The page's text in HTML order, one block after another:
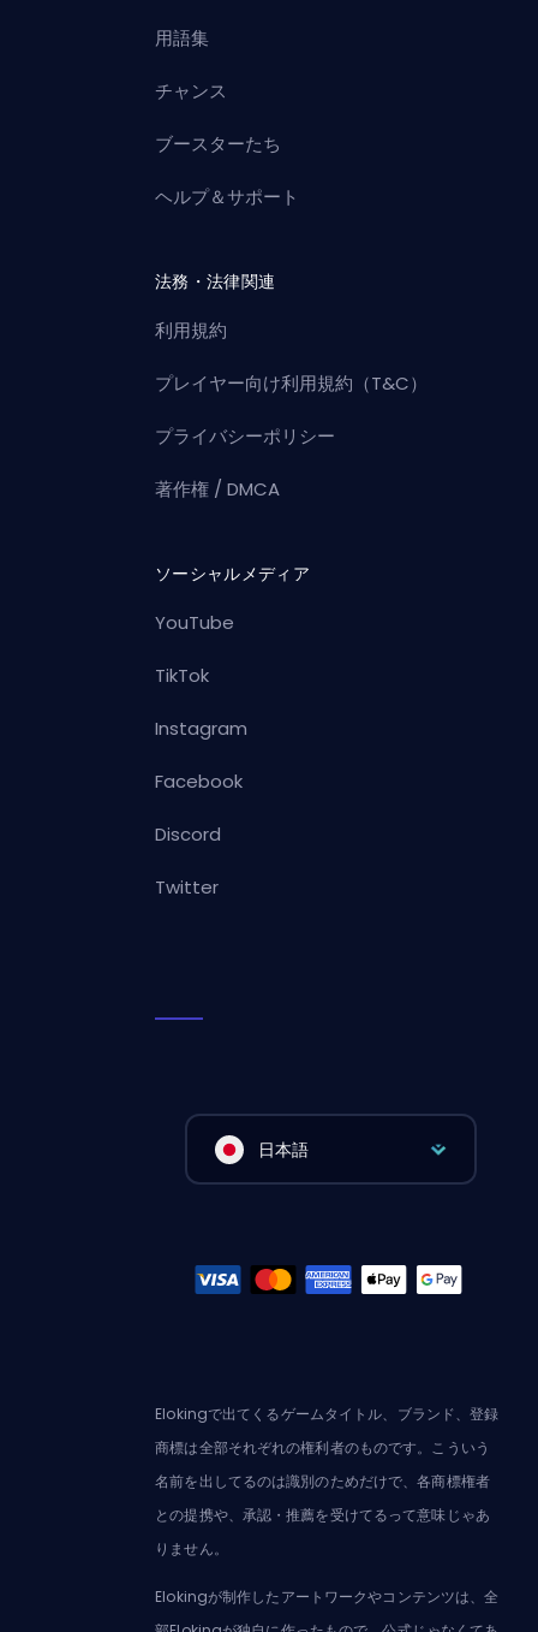
用語集
チャンス
ブースターたち
ヘルプ＆サポート
法務・法律関連
利用規約
プレイヤー向け利用規約（T&C）
プライバシーポリシー
著作権 / DMCA
ソーシャルメディア
YouTube
TikTok
Instagram
Facebook
Discord
Twitter
日本語
Elokingで出てくるゲームタイトル、ブランド、登録
商標は全部それぞれの権利者のものです。こういう
名前を出してるのは識別のためだけで、各商標権者
との提携や、承認・推薦を受けてるって意味じゃあ
りません。
Elokingが制作したアートワークやコンテンツは、全